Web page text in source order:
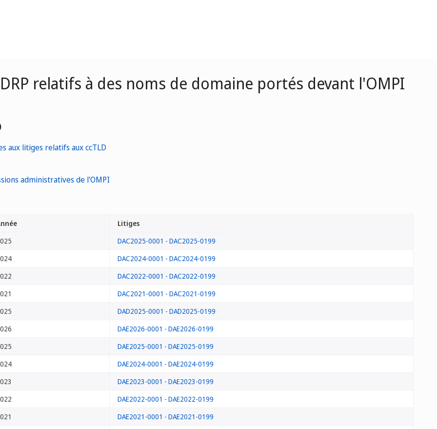
relatifs à des noms de domaine portés devant l'OMPI
aux litiges relatifs aux ccTLD
administratives de l'OMPI
Litiges
DAC2025-0001 - DAC2025-0199
DAC2024-0001 - DAC2024-0199
DAC2022-0001 - DAC2022-0199
DAC2021-0001 - DAC2021-0199
DAD2025-0001 - DAD2025-0199
DAE2026-0001 - DAE2026-0199
DAE2025-0001 - DAE2025-0199
DAE2024-0001 - DAE2024-0199
DAE2023-0001 - DAE2023-0199
DAE2022-0001 - DAE2022-0199
DAE2021-0001 - DAE2021-0199